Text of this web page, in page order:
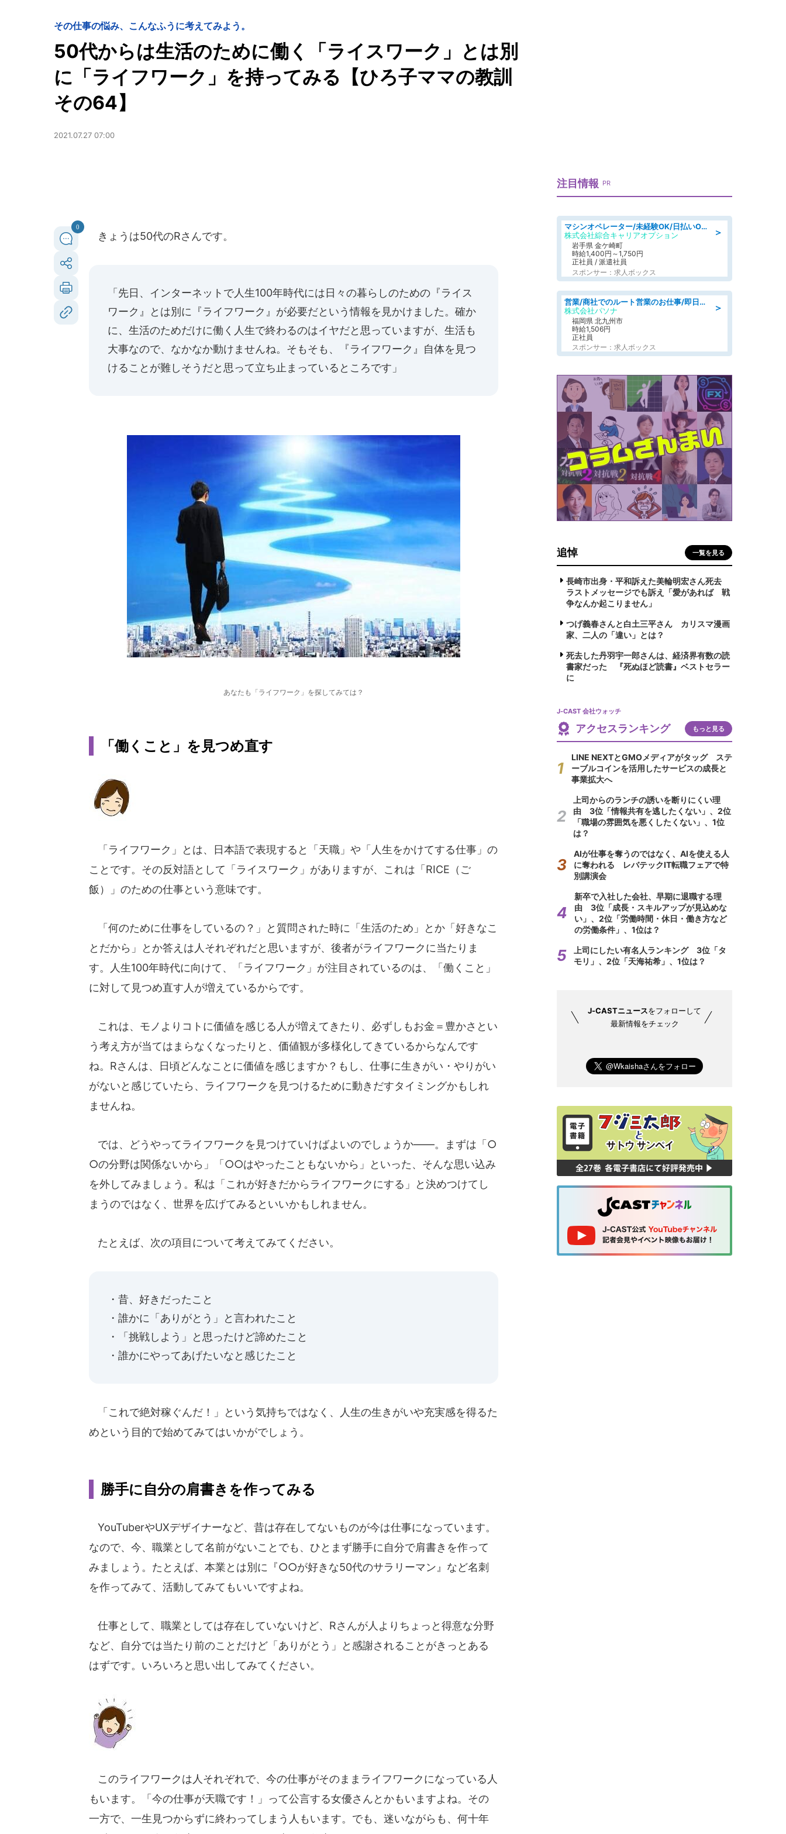
その仕事の悩み、こんなふうに考えてみよう。
50代からは生活のために働く「ライスワーク」とは別
に「ライフワーク」を持ってみる【ひろ子ママの教訓
その64】
2021.07.27 07:00
0
きょうは50代のRさんです。
「先日、インターネットで人生100年時代には日々の暮らしのための『ライス
ワーク』とは別に『ライフワーク』が必要だという情報を見かけました。確か
に、生活のためだけに働く人生で終わるのはイヤだと思っていますが、生活も
大事なので、なかなか動けませんね。そもそも、『ライフワーク』自体を見つ
けることが難しそうだと思って立ち止まっているところです」
あなたも「ライフワーク」を探してみては？
「働くこと」を見つめ直す
「ライフワーク」とは、日本語で表現すると「天職」や「人生をかけてする仕事」の
ことです。その反対語として「ライスワーク」がありますが、これは「RICE（ご
飯）」のための仕事という意味です。
「何のために仕事をしているの？」と質問された時に「生活のため」とか「好きなこ
とだから」とか答えは人それぞれだと思いますが、後者がライフワークに当たりま
す。人生100年時代に向けて、「ライフワーク」が注目されているのは、「働くこと」
に対して見つめ直す人が増えているからです。
これは、モノよりコトに価値を感じる人が増えてきたり、必ずしもお金＝豊かさとい
う考え方が当てはまらなくなったりと、価値観が多様化してきているからなんです
ね。Rさんは、日頃どんなことに価値を感じますか？もし、仕事に生きがい・やりがい
がないと感じていたら、ライフワークを見つけるために動きだすタイミングかもしれ
ませんね。
では、どうやってライフワークを見つけていけばよいのでしょうか――。まずは「○
○の分野は関係ないから」「○○はやったこともないから」といった、そんな思い込み
を外してみましょう。私は「これが好きだからライフワークにする」と決めつけてし
まうのではなく、世界を広げてみるといいかもしれません。
たとえば、次の項目について考えてみてください。
・昔、好きだったこと
・誰かに「ありがとう」と言われたこと
・「挑戦しよう」と思ったけど諦めたこと
・誰かにやってあげたいなと感じたこと
「これで絶対稼ぐんだ！」という気持ちではなく、人生の生きがいや充実感を得るた
めという目的で始めてみてはいかがでしょう。
勝手に自分の肩書きを作ってみる
YouTuberやUXデザイナーなど、昔は存在してないものが今は仕事になっています。
なので、今、職業として名前がないことでも、ひとまず勝手に自分で肩書きを作って
みましょう。たとえば、本業とは別に『○○が好きな50代のサラリーマン』など名刺
を作ってみて、活動してみてもいいですよね。
仕事として、職業としては存在していないけど、Rさんが人よりちょっと得意な分野
など、自分では当たり前のことだけど「ありがとう」と感謝されることがきっとある
はずです。いろいろと思い出してみてください。
このライフワークは人それぞれで、今の仕事がそのままライフワークになっている人
もいます。「今の仕事が天職です！」って公言する女優さんとかもいますよね。その
一方で、一生見つからずに終わってしまう人もいます。でも、迷いながらも、何十年
注目情報 PR
＞
マシンオペレーター/未経験OK/日払いOK/寮完備/交替制/20・30・40代活躍中
株式会社綜合キャリアオプション
岩手県 金ケ崎町
時給1,400円～1,750円
正社員 / 派遣社員
スポンサー：求人ボックス
＞
営業/商社でのルート営業のお仕事/即日勤務可/車通勤可/営業
株式会社パソナ
福岡県 北九州市
時給1,506円
正社員
スポンサー：求人ボックス
追悼 一覧を見る
長崎市出身・平和訴えた美輪明宏さん死去
ラストメッセージでも訴え「愛があれば 戦
争なんか起こりません」
つげ義春さんと白土三平さん カリスマ漫画
家、二人の「違い」とは？
死去した丹羽宇一郎さんは、経済界有数の読
書家だった 『死ぬほど読書』ベストセラー
に
J-CAST 会社ウォッチ
アクセスランキング もっと見る
LINE NEXTとGMOメディアがタッグ ステ
ーブルコインを活用したサービスの成長と
事業拡大へ
上司からのランチの誘いを断りにくい理
由 3位「情報共有を逃したくない」、2位
「職場の雰囲気を悪くしたくない」、1位
は？
AIが仕事を奪うのではなく、AIを使える人
に奪われる レバテックIT転職フェアで特
別講演会
新卒で入社した会社、早期に退職する理
由 3位「成長・スキルアップが見込めな
い」、2位「労働時間・休日・働き方など
の労働条件」、1位は？
上司にしたい有名人ランキング 3位「タ
モリ」、2位「天海祐希」、1位は？
J-CASTニュースをフォローして
最新情報をチェック